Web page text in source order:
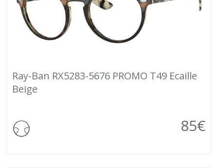
Ray-Ban RX5283-5676 PROMO T49 Ecaille
Beige
€
85